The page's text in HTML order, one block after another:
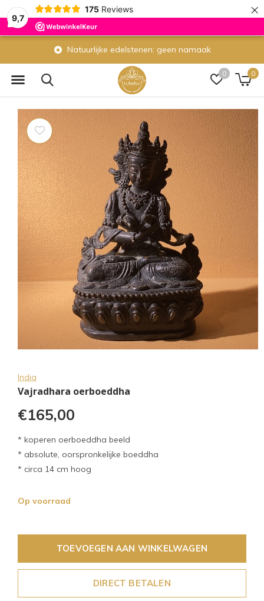
9,7
175 Reviews ×
0 0
Natuurlijke edelstenen: geen namaak
India
Vajradhara oerboeddha
€165,00
* koperen oerboeddha beeld
* absolute, oorspronkelijke boeddha
* circa 14 cm hoog
Op voorraad
TOEVOEGEN AAN WINKELWAGEN
DIRECT BETALEN